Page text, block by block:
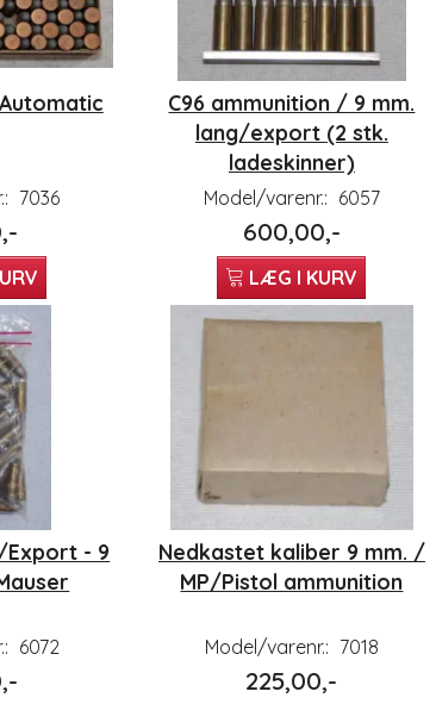
7036
C96 ammunition / 9 mm.
lang/export (2 stk.
ladeskinner)
Model/varenr.: 6057
600,00,-
LÆG I KURV
Export - 9
6072
Nedkastet kaliber 9 mm. /
MP/Pistol ammunition
Model/varenr.: 7018
225,00,-